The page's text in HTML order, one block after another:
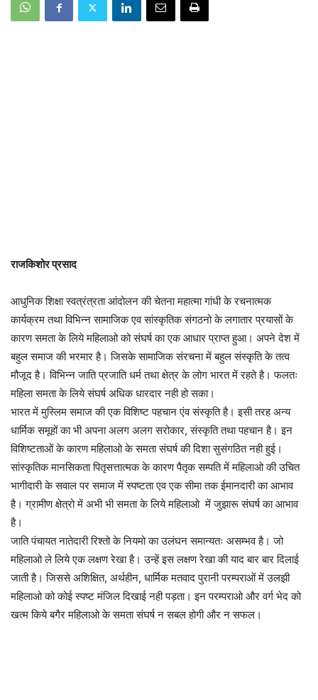
राजकिशोर प्रसाद
आधुनिक शिक्षा स्वत्रंत्रता आंदोलन की चेतना महात्मा गांधी के रचनात्मक
कार्यक्रम तथा विभिन्न सामाजिक एव सांस्कृतिक संगठनो के लगातार प्रयासों के
कारण समता के लिये महिलाओ को संघर्ष का एक आधार प्राप्त हुआ। अपने देश में
बहुल समाज की भरमार है। जिसके सामाजिक संरचना में बहुल संस्कृति के तत्व
मौजूद है। विभिन्न जाति प्रजाति धर्म तथा क्षेत्र के लोग भारत में रहते है। फलतः
महिला समता के लिये संघर्ष अधिक धारदार नही हो सका।
भारत में मुस्लिम समाज की एक विशिष्ट पहचान एंव संस्कृति है। इसी तरह अन्य
धार्मिक समूहों का भी अपना अलग अलग सरोकार, संस्कृति तथा पहचान है। इन
विशिष्टताओं के कारण महिलाओ के समता संघर्ष की दिशा सुसंगठित नही हुई।
सांस्कृतिक मानसिकता पितृसत्तात्मक के कारण पैतृक सम्पति में महिलाओ की उचित
भागीदारी के सवाल पर समाज में स्पष्टता एव एक सीमा तक ईमानदारी का आभाव
है। ग्रामीण क्षेत्रो में अभी भी समता के लिये महिलाओ में जुझारू संघर्ष का आभाव
है।
जाति पंचायत नातेदारी रिश्तो के नियमो का उलंघन समान्यतः असम्भव है। जो
महिलाओ ले लिये एक लक्षण रेखा है। उन्हें इस लक्षण रेखा की याद बार बार दिलाई
जाती है। जिससे अशिक्षित, अर्थहीन, धार्मिक मतवाद पुरानी परम्पराओं में उलझी
महिलाओ को कोई स्पष्ट मंजिल दिखाई नही पड़ता। इन परम्पराओ और वर्ग भेद को
खत्म किये बगैर महिलाओ के समता संघर्ष न सबल होगी और न सफल।